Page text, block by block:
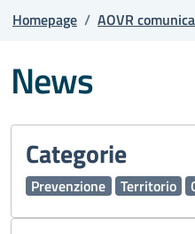
Homepage / AOVR comunica
News
Categorie
Prevenzione Territorio